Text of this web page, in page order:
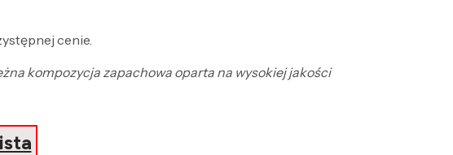
cenie.
kompozycja zapachowa oparta na wysokiej jakości